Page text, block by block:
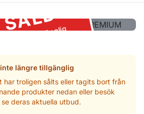
SÅLD
Ej längre tillgänglig
längre tillgänglig
har troligen sålts eller tagits bort från
produkter nedan eller besök
deras aktuella utbud.